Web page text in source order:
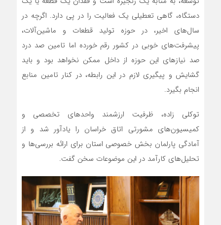
دستگاه، گاهی تعطیلی یک فعالیت را در پی دارد. اگرچه در
سال‌های اخیر، در حوزه تولید قطعات و ماشین‌آلات،
پیشرفت‌های خوبی در کشور رقم خورده اما تامین صد درد
صد نیازهای این حوزه از داخل ممکن نخواهد بود و باید
گشایش و پیگیری لازم در این رابطه، در کنار تامین منابع
انجام بگیرد.
توکلی ‎زاده، ظرفیت ارزشمند واحدهای تخصصی و
کمیسیون‌های مشورتی اتاق خراسان را یادآور شد و از
آمادگی پارلمان بخش خصوصی استان برای ارائه بررسی‌ها و
تحلیل‌های کارآمد در این موضوعات سخن گفت.